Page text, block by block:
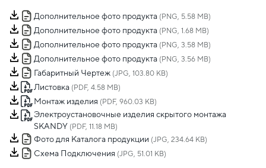
Дополнительное фото продукта (PNG, 5.58 MB)
Дополнительное фото продукта (PNG, 1.68 MB)
Дополнительное фото продукта (PNG, 3.58 MB)
Дополнительное фото продукта (PNG, 3.56 MB)
Габаритный Чертеж (JPG, 103.80 KB)
Листовка (PDF, 4.58 MB)
Монтаж изделия (PDF, 960.03 KB)
Электроустановочные изделия скрытого монтажа
SKANDY (PDF, 11.18 MB)
Фото для Каталога продукции (JPG, 234.64 KB)
Схема Подключения (JPG, 51.01 KB)